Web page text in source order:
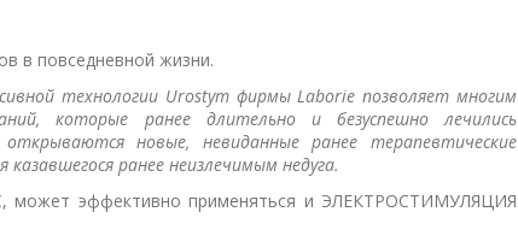
в повседневной жизни.
технологии Urostym фирмы Laborie позволяет многим
которые ранее длительно и безуспешно лечились
новые, невиданные ранее терапевтические
ранее неизлечимым недуга.
может эффективно применяться и ЭЛЕКТРОСТИМУЛЯЦИЯ